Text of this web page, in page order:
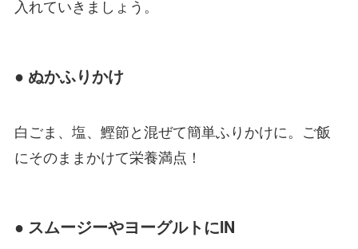
入れていきましょう。
● ぬかふりかけ
白ごま、塩、鰹節と混ぜて簡単ふりかけに。ご飯
にそのままかけて栄養満点！
● スムージーやヨーグルトにIN